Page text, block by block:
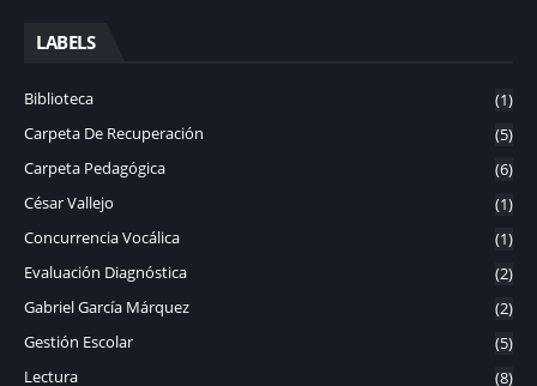
LABELS
Biblioteca
(1)
Carpeta De Recuperación
(5)
Carpeta Pedagógica
(6)
César Vallejo
(1)
Concurrencia Vocálica
(1)
Evaluación Diagnóstica
(2)
Gabriel García Márquez
(2)
Gestión Escolar
(5)
Lectura
(8)